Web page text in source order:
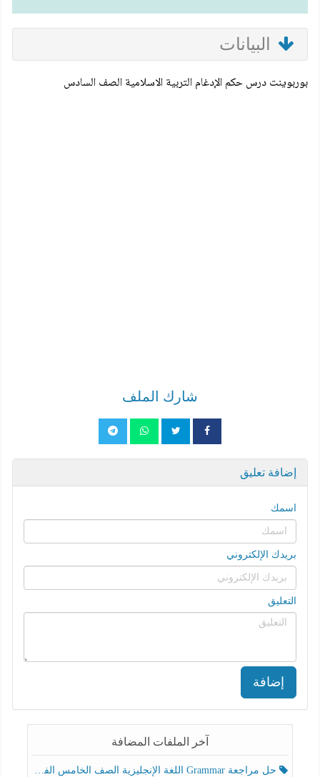
البيانات
بوربوينت درس حكم الإدغام التربية الاسلامية الصف السادس
شارك الملف
إضافة تعليق
اسمك
بريدك الإلكتروني
التعليق
إضافة
آخر الملفات المضافة
حل مراجعة Grammar اللغة الإنجليزية الصف الخامس الفصل الثالث